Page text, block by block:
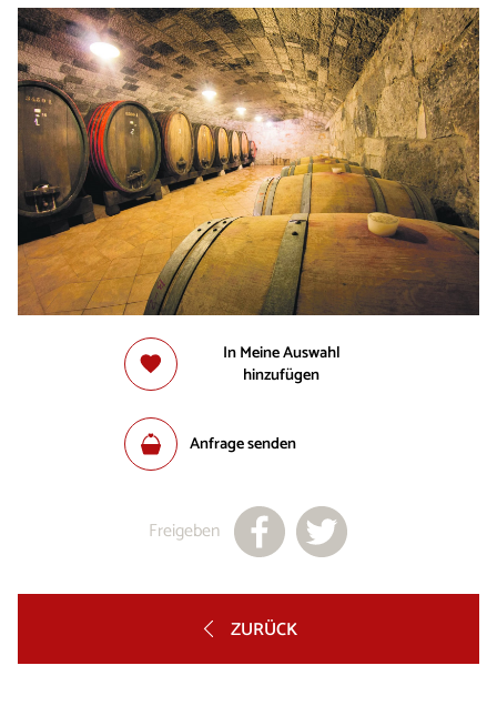
In Meine Auswahl
hinzufügen
Anfrage senden
Freigeben
ZURÜCK